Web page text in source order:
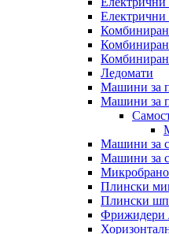
Ледомати
Машини за
Машини за
Машини за
Машини за
Плински
Плински
Фрижидери